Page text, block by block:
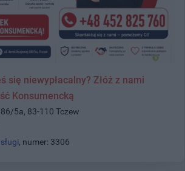
się niewypłacalny? Złóż z nami
Konsumencką
5a, 83-110 Tczew
, numer: 3306